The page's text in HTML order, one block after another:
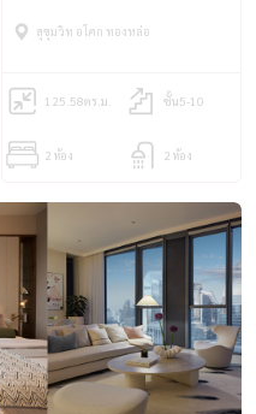
Sukhumvit 34>
สุขุมวิท อโศก ทองหล่อ
125.58ตร.ม. ชั้น5-10
2 ห้อง 2 ห้อง